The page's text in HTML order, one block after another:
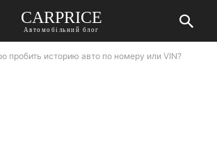
СARPRICE
Автомобільний блог
пробить историю авто по номеру или VIN?